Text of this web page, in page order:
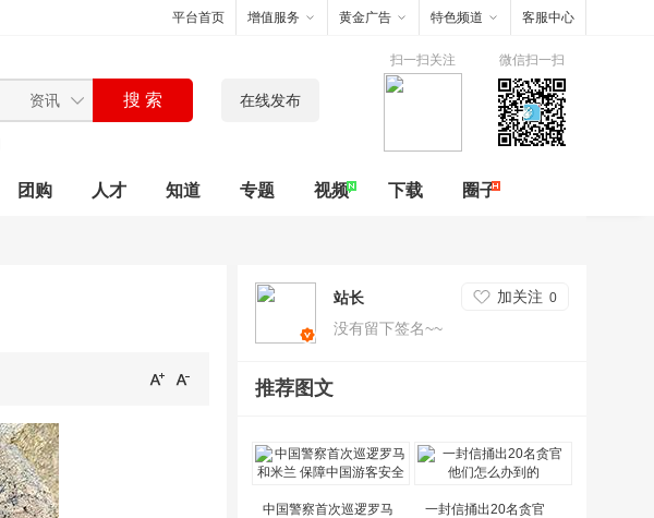
平台首页 增值服务 黄金广告 特色频道 客服中心
在线发布
微信扫一扫
扫一扫关注
团购 人才 知道 专题 视频 下载 圈子
站长 加关注 0
没有留下签名~~
推荐图文
中国警察首次巡逻罗马 一封信捅出20名贪官